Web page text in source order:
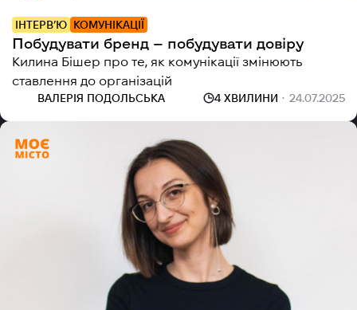
ІНТЕРВ’Ю КОМУНІКАЦІЇ
Побудувати бренд — побудувати довіру
Килина Бішер про те, як комунікації змінюють
ставлення до організацій
ВАЛЕРІЯ ПОДОЛЬСЬКА 4 ХВИЛИНИ 24.07.2025